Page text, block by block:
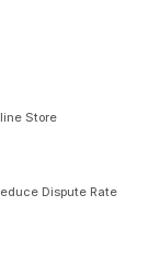
Store
Dispute Rate